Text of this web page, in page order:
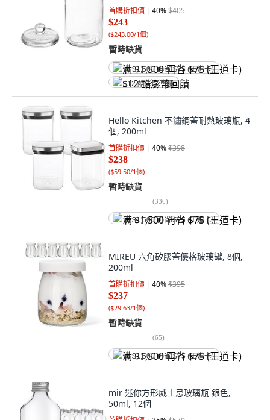
首購折扣價 40%$405
$243
($243.00/1個)
暫時缺貨
满 $1,500 再省 $75 (王道卡)
$12 酷澎幣回饋
Hello Kitchen 不鏽鋼蓋耐熱玻璃瓶, 4
個, 200ml
首購折扣價 40%$398
$238
($59.50/1個)
暫時缺貨
(336)
满 $1,500 再省 $75 (王道卡)
MIREU 六角矽膠蓋優格玻璃罐, 8個,
200ml
首購折扣價 40%$395
$237
($29.63/1個)
暫時缺貨
(65)
满 $1,500 再省 $75 (王道卡)
mir 迷你方形威士忌玻璃瓶 銀色,
50ml, 12個